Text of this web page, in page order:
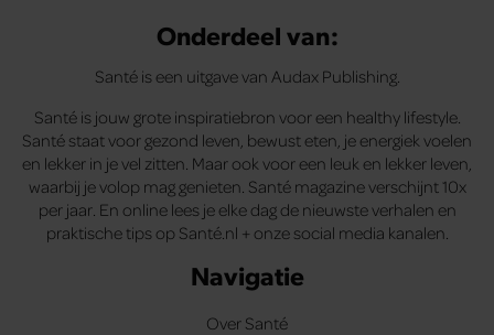
Onderdeel van:
Santé is een uitgave van Audax Publishing.
Santé is jouw grote inspiratiebron voor een healthy lifestyle.
Santé staat voor gezond leven, bewust eten, je energiek voelen
en lekker in je vel zitten. Maar ook voor een leuk en lekker leven,
waarbij je volop mag genieten. Santé magazine verschijnt 10x
per jaar. En online lees je elke dag de nieuwste verhalen en
praktische tips op Santé.nl + onze social media kanalen.
Navigatie
Over Santé